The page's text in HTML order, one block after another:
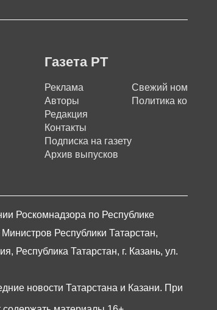
Газета РТ
Реклама
Авторы
Редакция
Контакты
Подписка на газету
Архив выпусков
Свежий номер
Политика
Роскомнадзора по Республике
Республики Татарстан,
Республика Татарстан, г. Казань, ул.
новости Татарстана и Казани. При